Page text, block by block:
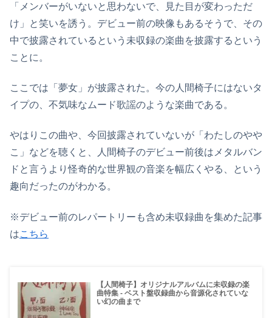
「メンバーがいないと思わないで、見た目が変わっただ
け」と笑いを誘う。デビュー前の映像もあるそうで、その
中で披露されているという未収録の楽曲を披露するという
ことに。
ここでは「夢女」が披露された。今の人間椅子にはないタ
イプの、不気味なムード歌謡のような楽曲である。
やはりこの曲や、今回披露されていないが「わたしのやや
こ」などを聴くと、人間椅子のデビュー前後はメタルバン
ドと言うより怪奇的な世界観の音楽を幅広くやる、という
趣向だったのがわかる。
※デビュー前のレパートリーも含め未収録曲を集めた記事
はこちら
【人間椅子】オリジナルアルバムに未収録の楽
曲特集 - ベスト盤収録曲から音源化されていな
い幻の曲まで